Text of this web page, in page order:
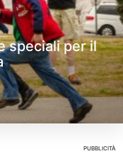
speciali per il
PUBBLICITÀ